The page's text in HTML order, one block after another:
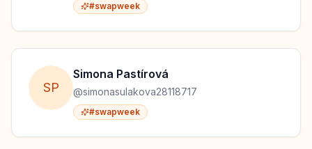
#swapweek
SP
Simona Pastírová
@simonasulakova28118717
#swapweek